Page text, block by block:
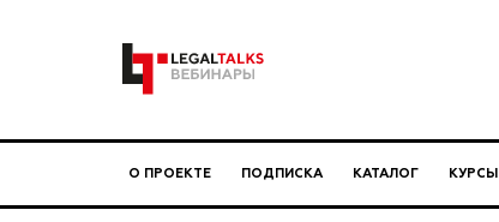
О ПРОЕКТЕ ПОДПИСКА КАТАЛОГ КУРСЫ